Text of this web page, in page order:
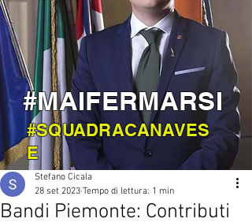
Bandi Piemonte: Contributi
Stefano Cicala
28 set 2023 Tempo di lettura: 1 min
#MAIFERMARSI
#SQUADRACANAVES
E